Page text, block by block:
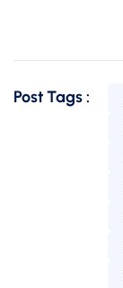
Post Tags :